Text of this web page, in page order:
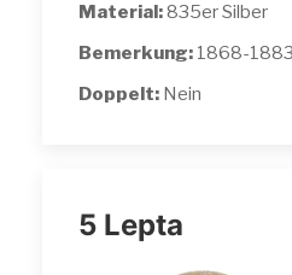
Material:835er Silber
Bemerkung: 1868-1883
Doppelt: Nein
5 Lepta